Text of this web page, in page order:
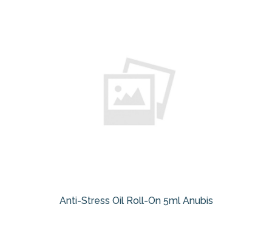
Anti-Stress Oil Roll-On 5ml Anubis